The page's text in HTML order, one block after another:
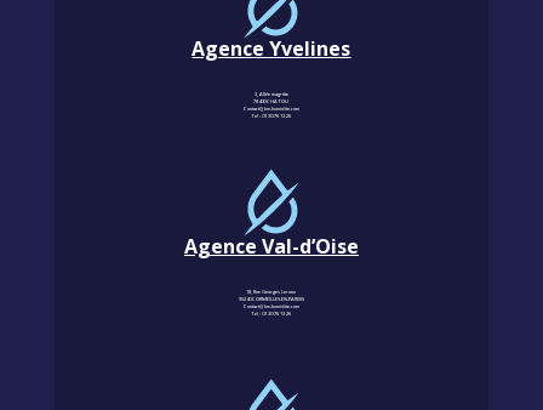
Agence Yvelines
3, Allée magritte
78400 CHATOU
Contact@km-humidite.com
Tel :01 30 76 13 26
Agence Val-d’Oise
18, Rue Georges Leroux
95240 CORMEILLES-EN-PARISIS
Contact@km-humidite.com
Tel :01 30 76 13 26